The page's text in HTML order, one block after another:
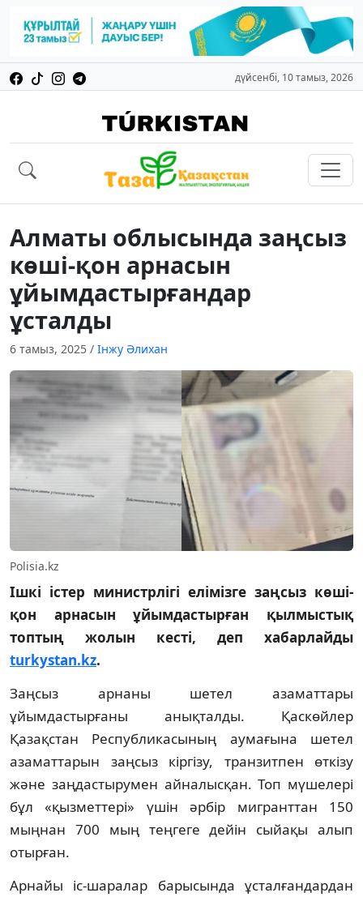
дүйсенбі, 10 тамыз, 2026
Алматы облысында заңсыз
көші-қон арнасын
ұйымдастырғандар
ұсталды
6 тамыз, 2025 / Інжу Әлихан
Polisia.kz
Ішкі істер министрлігі елімізге заңсыз көші-
қон арнасын ұйымдастырған қылмыстық
топтың жолын кесті, деп хабарлайды
turkystan.kz.
Заңсыз арнаны шетел азаматтары
ұйымдастырғаны анықталды. Қаскөйлер
Қазақстан Республикасының аумағына шетел
азаматтарын заңсыз кіргізу, транзитпен өткізу
және заңдастырумен айналысқан. Топ мүшелері
бұл «қызметтері» үшін әрбір мигранттан 150
мыңнан 700 мың теңгеге дейін сыйақы алып
отырған.
Арнайы іс-шаралар барысында ұсталғандардан